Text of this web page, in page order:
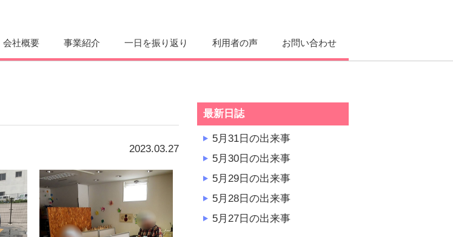
会社概要 事業紹介 一日を振り返り 利用者の声 お問い合わせ
2023.03.27
最新日誌
5月31日の出来事
5月30日の出来事
5月29日の出来事
5月28日の出来事
5月27日の出来事